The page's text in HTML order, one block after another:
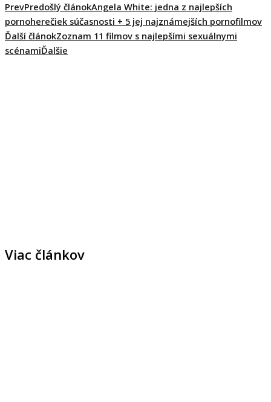
PrevPredošlý článokAngela White: jedna z najlepších
pornoherečiek súčasnosti + 5 jej najznámejších pornofilmov
Ďalší článokZoznam 11 filmov s najlepšími sexuálnymi
scénamiĎalšie
Viac článkov